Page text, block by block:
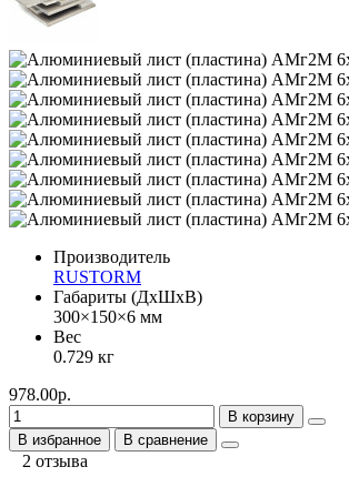
Производитель
RUSTORM
Габариты (ДхШхВ)
300×150×6 мм
Вес
0.729 кг
978.00р.
В корзину
В избранное
В сравнение
2 отзыва